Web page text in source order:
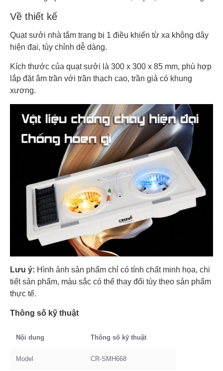
Về thiết kế
Quạt sưởi nhà tắm trang bị 1 điều khiển từ xa không dây
hiện đại, tùy chỉnh dễ dàng.
Kích thước của quạt sưởi là 300 x 300 x 85 mm, phù hợp
lắp đặt âm trần với trần thạch cao, trần giả có khung
xương.
Lưu ý: Hình ảnh sản phẩm chỉ có tính chất minh họa, chi
tiết sản phẩm, màu sắc có thể thay đổi tùy theo sản phẩm
thực tế.
Thông số kỹ thuật
Nội dung Thông số kỹ thuật
Model CR-SMH668